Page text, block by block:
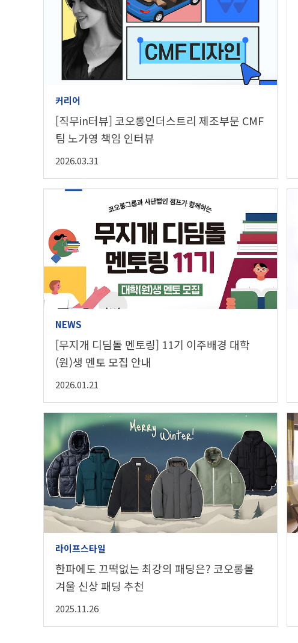
커리어
[직무in터뷰] 코오롱인더스트리 제조부문 CMF
팀 노가영 책임 인터뷰
2026.03.31
NEWS
[무지개 디딤돌 멘토링] 11기 이주배경 대학
(원)생 멘토 모집 안내
2026.01.21
라이프스타일
한파에도 끄떡없는 최강의 패딩은? 코오롱몰
겨울 신상 패딩 추천
2025.11.26